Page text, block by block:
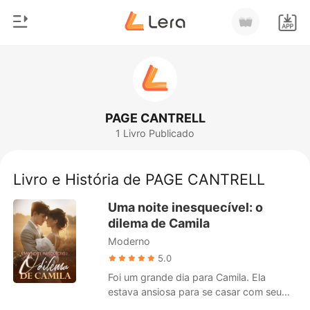
Baixar App
Lobisomem
Romance
Bilionários
Ranking
PAGE CANTRELL
1 Livro Publicado
Livro e História de PAGE CANTRELL
Uma noite inesquecível: o
dilema de Camila
Moderno
5.0
Foi um grande dia para Camila. Ela
estava ansiosa para se casar com seu